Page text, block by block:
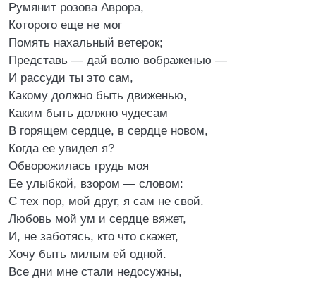
Румянит розова Аврора,
Которого еще не мог
Помять нахальный ветерок;
Представь — дай волю вображенью —
И рассуди ты это сам,
Какому должно быть движенью,
Каким быть должно чудесам
В горящем сердце, в сердце новом,
Когда ее увидел я?
Обворожилась грудь моя
Ее улыбкой, взором — словом:
С тех пор, мой друг, я сам не свой.
Любовь мой ум и сердце вяжет,
И, не заботясь, кто что скажет,
Хочу быть милым ей одной.
Все дни мне стали недосужны,